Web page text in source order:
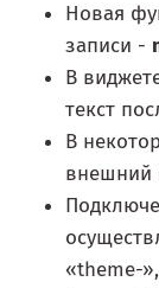
Новая
записи -
В
текст
В
внешний
«theme-